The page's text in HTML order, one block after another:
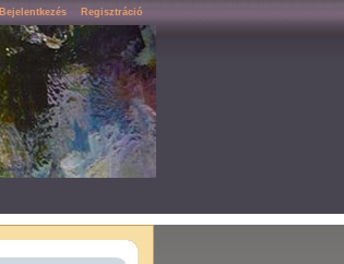
Bejelentkezés Regisztráció